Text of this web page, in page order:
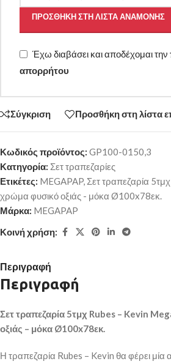
ΠΡΟΣΘΉΚΗ ΣΤΗ ΛΊΣΤΑ ΑΝΑΜΟΝΉΣ
Έχω διαβάσει και αποδέχομαι την
απορρήτου
Σύγκριση Προσθήκη στη λίστα
Κωδικός προϊόντος: GP100-0150,3
Κατηγορία: Σετ τραπεζαρίες
Ετικέτες: MEGAPAP, Σετ τραπεζαρία
χρώμα φυσικό οξιάς - μόκα Ø100x78εκ.
Μάρκα: MEGAPAP
Κοινή χρήση:
Περιγραφή
Περιγραφή
Σετ τραπεζαρία 5τμχ Rubes – Kevin
οξιάς – μόκα Ø100x78εκ.
Η τραπεζαρία Rubes – Kevin θα φέρει μία